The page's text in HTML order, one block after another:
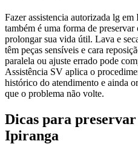
Fazer assistencia autorizada lg
também é uma forma de
prolongar sua vida útil. Lava e
têm peças sensíveis e cara
paralela ou ajuste errado pode
Assistência SV aplica o
histórico do atendimento e ainda
que o problema não volte.
Dicas para
Ipiranga